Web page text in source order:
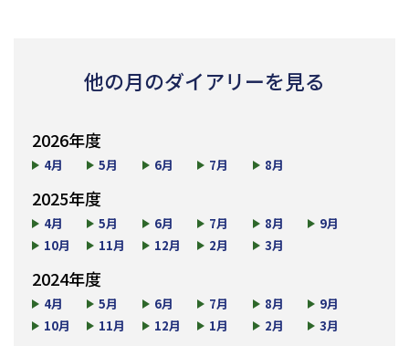
他の月のダイアリーを見る
2026年度
4月 5月 6月 7月 8月
2025年度
4月 5月 6月 7月 8月
9月
10月
11月 12月 2月 3月
2024年度
4月 5月 6月 7月 8月
9月
10月
11月 12月 1月 2月 3月